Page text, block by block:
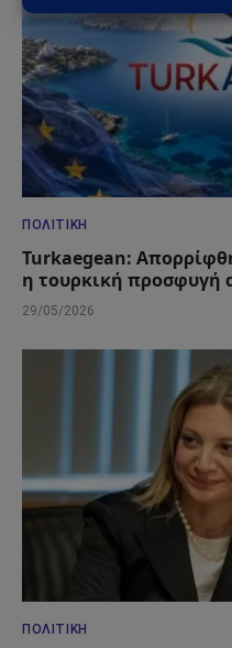
ΠΟΛΙΤΙΚΉ
Turkaegean:
η τουρκική προσφυγή
29/05/2026
ΠΟΛΙΤΙΚΉ